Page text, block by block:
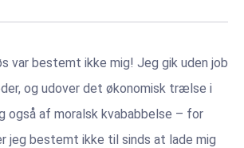
var bestemt ikke mig! Jeg gik uden job
og udover det økonomisk trælse i
også af moralsk kvababbelse – for
jeg bestemt ikke til sinds at lade mig